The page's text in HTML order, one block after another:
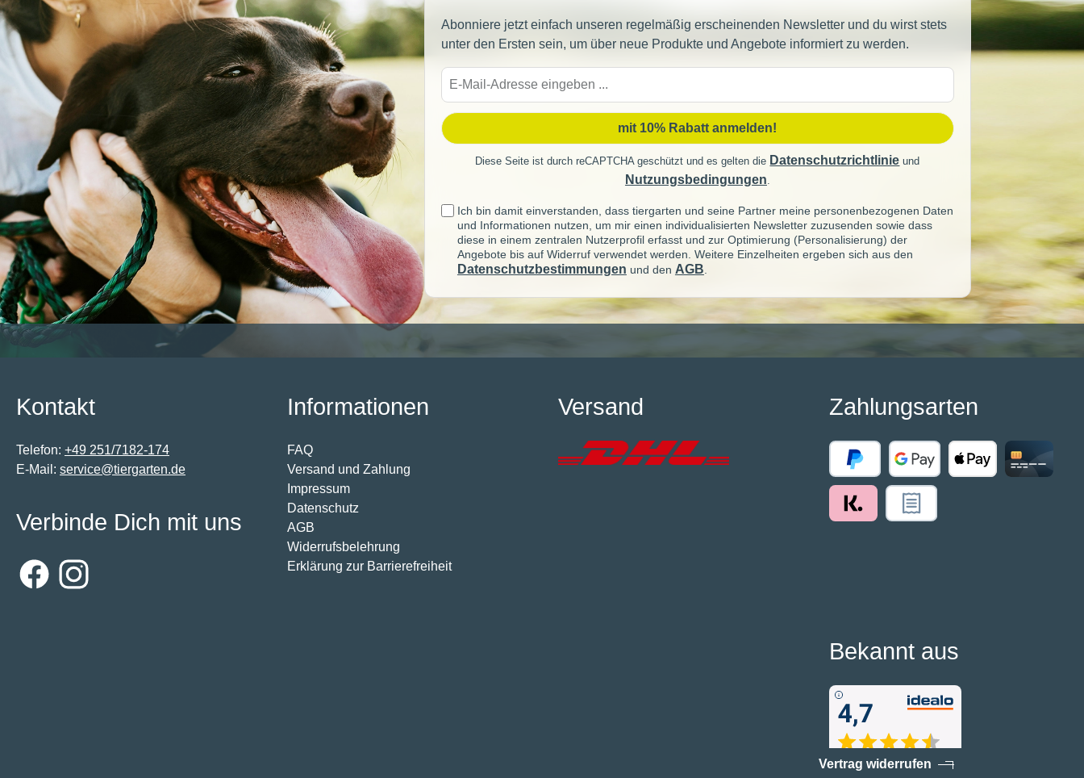
Abonniere jetzt einfach unseren regelmäßig erscheinenden Newsletter und du wirst stets
unter den Ersten sein, um über neue Produkte und Angebote informiert zu werden.
Adresse
mit 10% Rabatt anmelden!
Diese Seite ist durch reCAPTCHA geschützt und es gelten die Datenschutzrichtlinie und
Nutzungsbedingungen.
Ich bin damit einverstanden, dass tiergarten und seine Partner meine personenbezogenen Daten
und Informationen nutzen, um mir einen individualisierten Newsletter zuzusenden sowie dass
diese in einem zentralen Nutzerprofil erfasst und zur Optimierung (Personalisierung) der
Angebote bis auf Widerruf verwendet werden. Weitere Einzelheiten ergeben sich aus den
Datenschutzbestimmungen und den AGB
Kontakt
Telefon: +49 251/7182-174
E-Mail: service@tiergarten.de
Informationen
FAQ
Versand und Zahlung
Impressum
Datenschutz
AGB
Widerrufsbelehrung
Erklärung zur Barrierefreiheit
Versand Zahlungsarten
Verbinde Dich mit uns
FacebookInstagram
Bekannt aus
Vertrag widerrufen